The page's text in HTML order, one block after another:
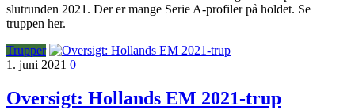
slutrunden 2021. Der er mange Serie A-profiler på holdet. Se
truppen her.
Trupper
1. juni 2021 0
Oversigt: Hollands EM 2021-trup